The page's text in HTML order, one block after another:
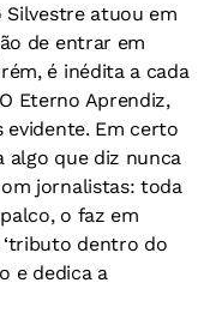
Silvestre atuou em
de entrar em
é inédita a cada
Eterno Aprendiz,
evidente. Em certo
algo que diz nunca
jornalistas: toda
o faz em
dentro do
e dedica a